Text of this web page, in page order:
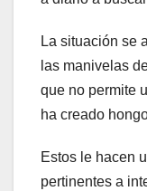
La situación se
las manivelas
que no permite
ha creado
Estos le hacen
pertinentes a